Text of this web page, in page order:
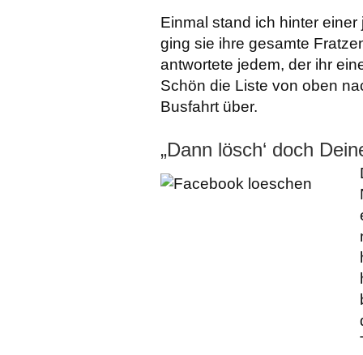
Einmal stand ich hinter
ging sie ihre gesamte
antwortete jedem, der ihr
Schön die Liste von oben
Busfahrt über.
„Dann lösch‘ doch